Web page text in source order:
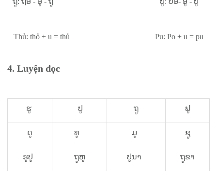
Thủ: thỏ + u = thủ Pu: Po + u = pu
4. Luyện đọc
ຮູ ປູ ຖູ ຟູ
ດູ ທູ ມູ ຊູ
ຮູປູ ຖູຫູ ປູນາ ຖູຂາ